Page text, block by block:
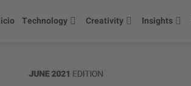
Technology Creativity Insights